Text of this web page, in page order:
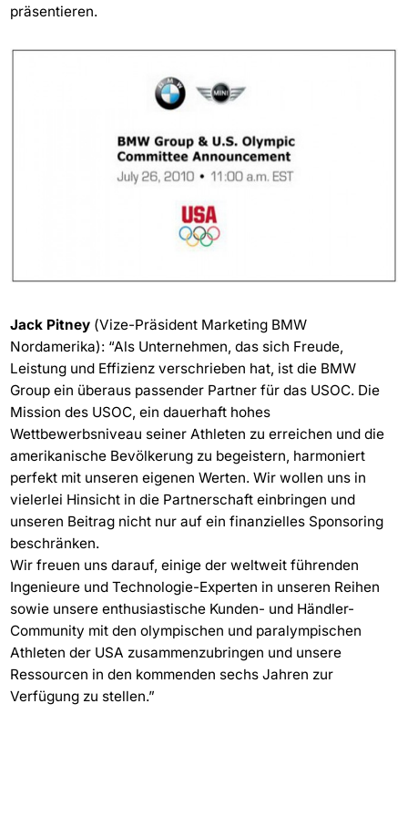
präsentieren.
Jack Pitney(Vize-Präsident Marketing BMW
Nordamerika): “Als Unternehmen, das sich Freude,
Leistung und Effizienz verschrieben hat, ist die BMW
Group ein überaus passender Partner für das USOC. Die
Mission des USOC, ein dauerhaft hohes
Wettbewerbsniveau seiner Athleten zu erreichen und die
amerikanische Bevölkerung zu begeistern, harmoniert
perfekt mit unseren eigenen Werten. Wir wollen uns in
vielerlei Hinsicht in die Partnerschaft einbringen und
unseren Beitrag nicht nur auf ein finanzielles Sponsoring
beschränken.
Wir freuen uns darauf, einige der weltweit führenden
Ingenieure und Technologie-Experten in unseren Reihen
sowie unsere enthusiastische Kunden- und Händler-
Community mit den olympischen und paralympischen
Athleten der USA zusammenzubringen und unsere
Ressourcen in den kommenden sechs Jahren zur
Verfügung zu stellen.”